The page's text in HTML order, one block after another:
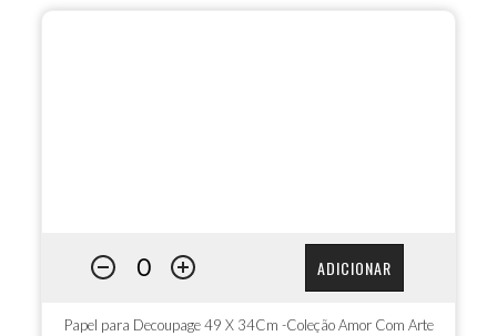
ADICIONAR
Papel para Decoupage 49 X 34Cm -Coleção Amor Com Arte